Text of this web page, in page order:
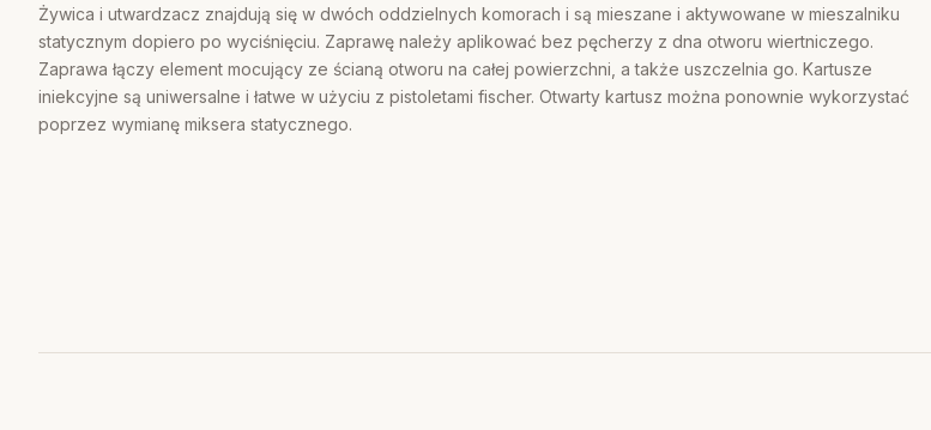
Żywica i utwardzacz znajdują się w dwóch oddzielnych komorach i są mieszane i aktywowane w mieszalniku
statycznym dopiero po wyciśnięciu. Zaprawę należy aplikować bez pęcherzy z dna otworu wiertniczego.
Zaprawa łączy element mocujący ze ścianą otworu na całej powierzchni, a także uszczelnia go. Kartusze
iniekcyjne są uniwersalne i łatwe w użyciu z pistoletami fischer. Otwarty kartusz można ponownie wykorzystać
poprzez wymianę miksera statycznego.